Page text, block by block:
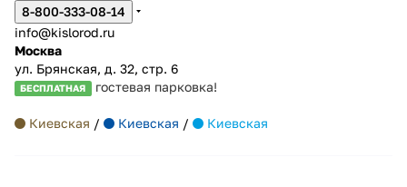
8-800-333-08-14
info@kislorod.ru
Москва
ул. Брянская, д. 32, стр. 6
БЕСПЛАТНАЯ гостевая парковка!
Киевская / Киевская / Киевская